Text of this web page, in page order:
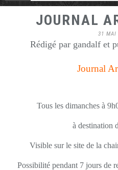
JOURNAL
31 MAI
Rédigé par gandalf et
Journal
Tous les dimanches à
à destination
Visible sur le site de la
Possibilité pendant 7 jours de